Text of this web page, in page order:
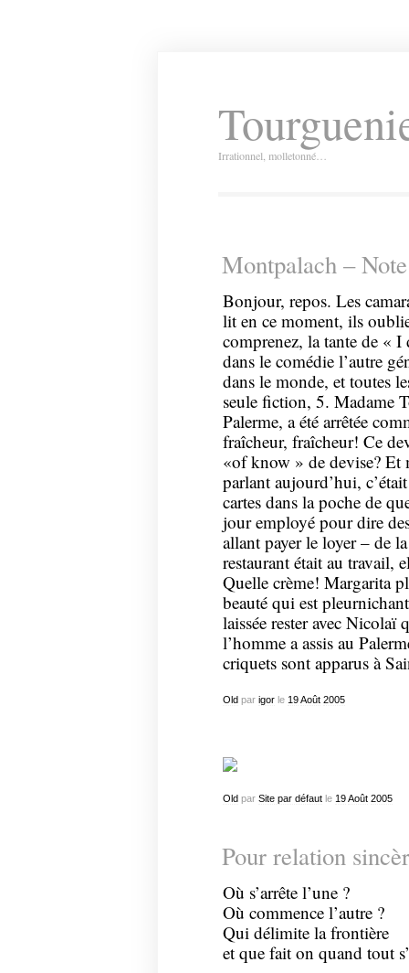
Irrationnel, molletonné…
Montpalach –
Bonjour, repos. Les
lit en ce moment, ils
comprenez, la tante de «
dans le comédie l’autre
dans le monde, et toutes
seule fiction, 5. Madame
Palerme, a été arrêtée
fraîcheur, fraîcheur! Ce
«of know » de devise? Et
parlant aujourd’hui,
cartes dans la poche de
jour employé pour dire
allant payer le loyer – de
restaurant était au travail,
Quelle crème! Margarita
beauté qui est
laissée rester avec Nicolaï
l’homme a assis au
criquets sont apparus à
Oldpar igorle 19 Août 2005
Oldpar Site par défautle 19 Août 2005
Pour relation
Où s’arrête l’une ?
Où commence l’autre ?
Qui délimite la frontière
et que fait on quand tout